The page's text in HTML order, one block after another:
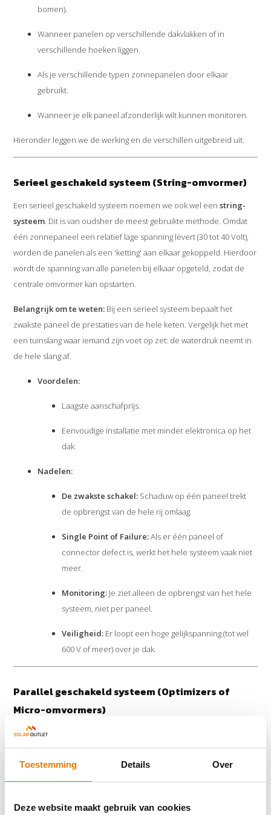
Toestemming Details Over
Deze website maakt gebruik van cookies
bomen).
Wanneer panelen op verschillende dakvlakken of in
verschillende hoeken liggen.
Als je verschillende typen zonnepanelen door elkaar
gebruikt.
Wanneer je elk paneel afzonderlijk wilt kunnen monitoren.
Hieronder leggen we de werking en de verschillen uitgebreid uit.
Serieel geschakeld systeem (String-omvormer)
Een serieel geschakeld systeem noemen we ook wel eenstring-
systeem. Dit is van oudsher de meest gebruikte methode. Omdat
één zonnepaneel een relatief lage spanning levert (30 tot 40 Volt),
worden de panelen als een 'ketting' aan elkaar gekoppeld. Hierdoor
wordt de spanning van alle panelen bij elkaar opgeteld, zodat de
centrale omvormer kan opstarten.
Belangrijk om te weten: Bij een serieel systeem bepaalt het
zwakste paneel de prestaties van de hele keten. Vergelijk het met
een tuinslang waar iemand zijn voet op zet: de waterdruk neemt in
de hele slang af.
Voordelen:
Laagste aanschafprijs.
Eenvoudige installatie met minder elektronica op het
dak.
Nadelen:
De zwakste schakel: Schaduw op één paneel trekt
de opbrengst van de hele rij omlaag.
Single Point of Failure:Als er één paneel of
connector defect is, werkt het hele systeem vaak niet
meer.
Monitoring: Je ziet alleen de opbrengst van het hele
systeem, niet per paneel.
Veiligheid: Er loopt een hoge gelijkspanning (tot wel
600 V of meer) over je dak.
Parallel geschakeld systeem (Optimizers of
Micro-omvormers)
Bij een parallel systeem werken de zonnepanelen onafhankelijk
van elkaar. Dit kan op twee manieren:
Micro-omvormers (bijv. Enphase):
wisselspanning. Er is geen centrale omvormer meer nodig.